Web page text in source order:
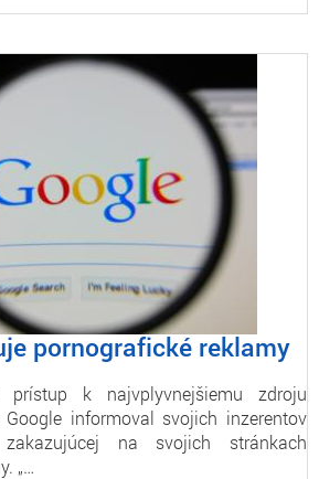
pornografické reklamy
prístup k najvplyvnejšiemu zdroju
informoval svojich inzerentov
na svojich stránkach
„…